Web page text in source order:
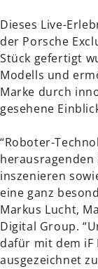
Dieses Live-
der Porsche
Stück gefertigt
Modells und
Marke durch
gesehene
“Roboter-
inszenieren
eine ganz
Markus Lucht,
Digital Group.
dafür mit dem iF
ausgezeichnet